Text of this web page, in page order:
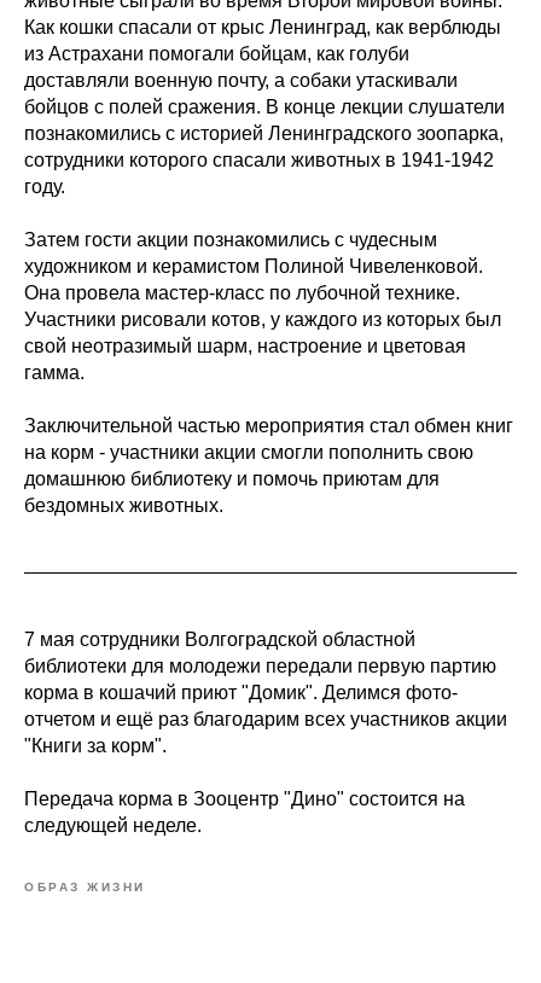
Как кошки спасали от крыс Ленинград, как верблюды
из Астрахани помогали бойцам, как голуби
доставляли военную почту, а собаки утаскивали
бойцов с полей сражения. В конце лекции слушатели
познакомились с историей Ленинградского зоопарка,
сотрудники которого спасали животных в 1941-1942
году.
Затем гости акции познакомились с чудесным
художником и керамистом Полиной Чивеленковой.
Она провела мастер-класс по лубочной технике.
Участники рисовали котов, у каждого из которых был
свой неотразимый шарм, настроение и цветовая
гамма.
Заключительной частью мероприятия стал обмен книг
на корм - участники акции смогли пополнить свою
домашнюю библиотеку и помочь приютам для
бездомных животных.
7 мая сотрудники Волгоградской областной
библиотеки для молодежи передали первую партию
корма в кошачий приют "Домик". Делимся фото-
отчетом и ещё раз благодарим всех участников акции
"Книги за корм".
Передача корма в Зооцентр "Дино" состоится на
следующей неделе.
ОБРАЗ ЖИЗНИ